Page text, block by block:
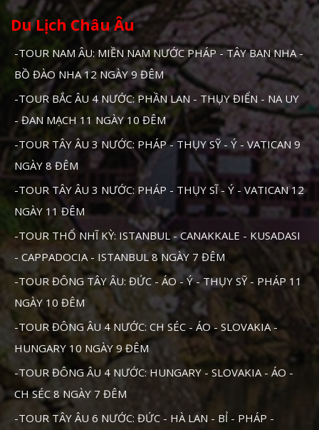
Du Lịch Châu Âu
-TOUR NAM ÂU: MIỀN NAM NƯỚC PHÁP - TÂY BAN NHA -
BỒ ĐÀO NHA 12 NGÀY 9 ĐÊM
-TOUR BẮC ÂU 4 NƯỚC: PHẦN LAN - THỤY ĐIỂN - NA UY
- ĐAN MẠCH 11 NGÀY 10 ĐÊM
-TOUR TÂY ÂU 3 NƯỚC: PHÁP - THỤY SỸ - Ý - VATICAN 9
NGÀY 8 ĐÊM
-TOUR TÂY ÂU 3 NƯỚC: PHÁP - THỤY SĨ - Ý - VATICAN 12
NGÀY 11 ĐÊM
-TOUR THỔ NHĨ KỲ: ISTANBUL - CANAKKALE - KUSADASI
- CAPPADOCIA - ISTANBUL 8 NGÀY 7 ĐÊM
-TOUR ĐÔNG TÂY ÂU: ĐỨC - ÁO - Ý - THỤY SỸ - PHÁP 11
NGÀY 10 ĐÊM
-TOUR ĐÔNG ÂU 4 NƯỚC: CH SÉC - ÁO - SLOVAKIA -
HUNGARY 10 NGÀY 9 ĐÊM
-TOUR ĐÔNG ÂU 4 NƯỚC: HUNGARY - SLOVAKIA - ÁO -
CH SÉC 8 NGÀY 7 ĐÊM
-TOUR TÂY ÂU 6 NƯỚC: ĐỨC - HÀ LAN - BỈ - PHÁP -